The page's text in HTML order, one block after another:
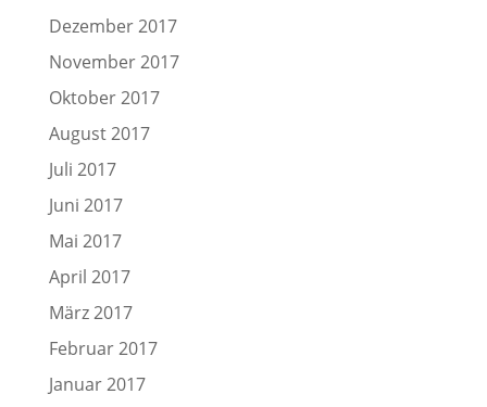
Dezember 2017
November 2017
Oktober 2017
August 2017
Juli 2017
Juni 2017
Mai 2017
April 2017
März 2017
Februar 2017
Januar 2017